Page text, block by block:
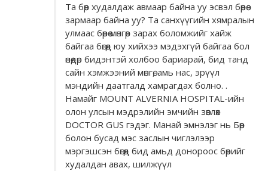
Та бөөр худалдаж авмаар байна уу эсвэл бөөрөө
зармаар байна уу? Та санхүүгийн хямралын
улмаас бөөрөө мөнгөөр ​​зарах боломжийг хайж
байгаа бөгөөд юу хийхээ мэдэхгүй байгаа бол
өнөөдөр бидэнтэй холбоо бариарай, бид танд
сайн хэмжээний мөнгө, амь нас, эрүүл
мэндийн даатгалд хамрагдах болно. .
Намайг MOUNT ALVERNIA HOSPITAL-ийн
олон улсын мэдрэлийн эмчийн зөвлөх
DOCTOR GUS гэдэг. Манай эмнэлэг нь Бөөр
болон бусад мэс заслын чиглэлээр
мэргэшсэн бөгөөд бид амьд донороос бөөрийг
худалдан авах, шилжүүл